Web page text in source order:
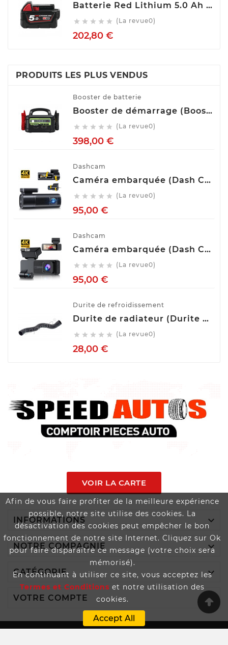
Afin de vous faire profiter de la meilleure expérience
possible, notre site utilise des cookies. La
désactivation des cookies peut empêcher le bon
fonctionnement de notre site Internet. Cliquez sur Ok
pour faire disparaître ce message (votre choix sera
mémorisé).
En continuant à utiliser ce site, vous acceptez les
Termes et Conditions et notre utilisation des
cookies.
Accept All
Batterie Red Lithium 5.0 Ah M18™ M18 B5 Milwaukee 4932430483
     (La revue0)
202,80 €Prix
PRODUITS LES PLUS VENDUS
Booster de batterie
Booster de démarrage (Booster de batterie) YESPER MONSTER START P1
     (La revue0)
398,00 €Prix
Dashcam
Caméra embarquée (Dash Cam) Avant Arrière GKU D900
     (La revue0)
95,00 €Prix
Dashcam
Caméra embarquée (Dash Cam) Avant Arrière GKU D700
     (La revue0)
95,00 €Prix
Durite de refroidissement
Durite de radiateur (Durite de refroidissement) TOPRAN 407 996
     (La revue0)
28,00 €Prix
VOIR LA CARTE
INFORMATIONS 
NOTRE COMPAGNIE 
CATÉGORIE 
VOTRE COMPTE 